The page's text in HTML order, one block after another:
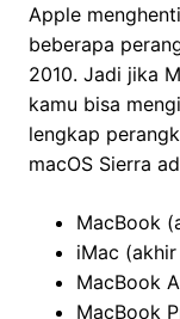
Apple
beberapa
2010. Jadi jika
kamu bisa
lengkap
macOS Sierra
MacBook
iMac
MacBook
MacBook